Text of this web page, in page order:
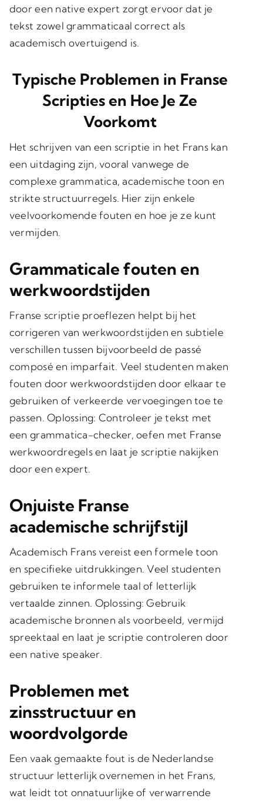
door een native expert zorgt ervoor dat je
tekst zowel grammaticaal correct als
academisch overtuigend is.
Typische Problemen in Franse
Scripties en Hoe Je Ze
Voorkomt
Het schrijven van een scriptie in het Frans kan
een uitdaging zijn, vooral vanwege de
complexe grammatica, academische toon en
strikte structuurregels. Hier zijn enkele
veelvoorkomende fouten en hoe je ze kunt
vermijden.
Grammaticale fouten en
werkwoordstijden
Franse scriptie proeflezen helpt bij het
corrigeren van werkwoordstijden en subtiele
verschillen tussen bijvoorbeeld de passé
composé en imparfait. Veel studenten maken
fouten door werkwoordstijden door elkaar te
gebruiken of verkeerde vervoegingen toe te
passen.Oplossing: Controleer je tekst met
een grammatica-checker, oefen met Franse
werkwoordregels en laat je scriptie nakijken
door een expert
Onjuiste Franse
academische schrijfstijl
Academisch Frans vereist een formele toon
en specifieke uitdrukkingen. Veel studenten
gebruiken te informele taal of letterlijk
vertaalde zinnen. Oplossing: Gebruik
academische bronnen als voorbeeld, vermijd
spreektaal en laat je scriptie controleren door
een native speaker.
Problemen met
zinsstructuur en
woordvolgorde
Een vaak gemaakte fout is de Nederlandse
structuur letterlijk overnemen in het Frans,
wat leidt tot onnatuurlijke of verwarrende